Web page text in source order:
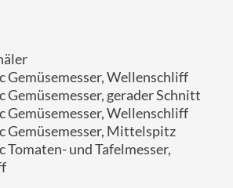
Gemüsemesser, Wellenschliff
Gemüsemesser, gerader Schnitt
Gemüsemesser, Wellenschliff
Gemüsemesser, Mittelspitz
Tomaten- und Tafelmesser,